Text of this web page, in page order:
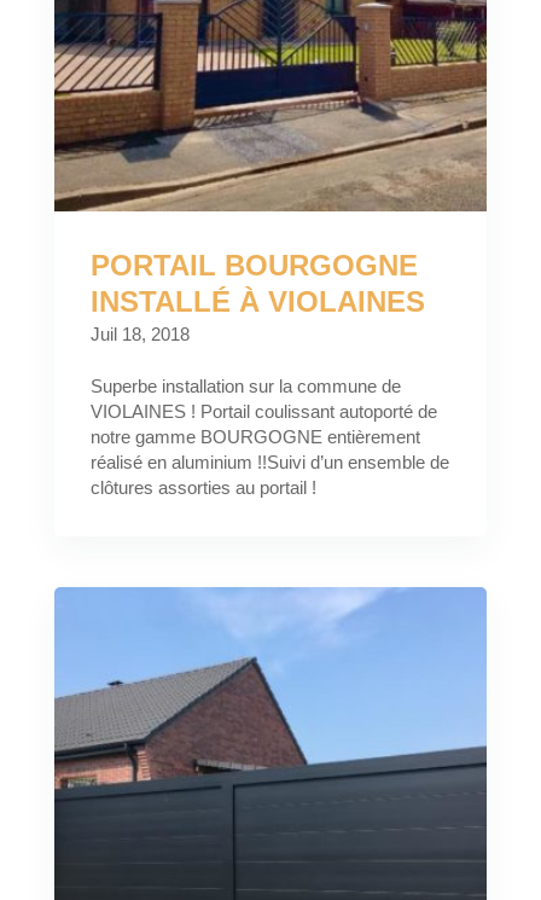
PORTAIL BOURGOGNE
INSTALLÉ À VIOLAINES
Juil 18, 2018
Superbe installation sur la commune de
VIOLAINES ! Portail coulissant autoporté de
notre gamme BOURGOGNE entièrement
réalisé en aluminium !!Suivi d’un ensemble de
clôtures assorties au portail !